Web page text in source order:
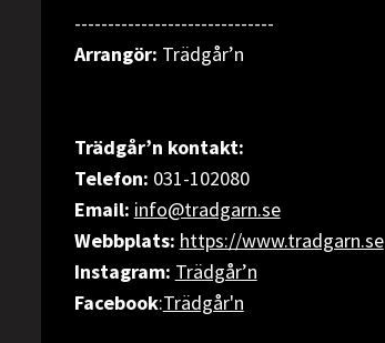
------------------------------
Arrangör: Trädgår’n
Trädgår’n kontakt:
Telefon: 031-102080
Email: info@tradgarn.se
Webbplats: https://www.tradgarn.se
Instagram: Trädgår’n
Facebook:Trädgår'n